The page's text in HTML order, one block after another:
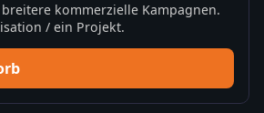
kommerzielle Kampagnen.
/ ein Projekt.